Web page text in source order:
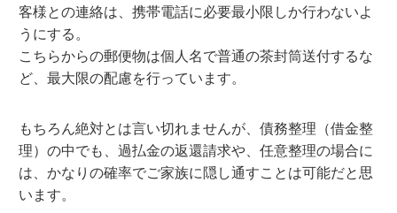
客様との連絡は、携帯電話に必要最小限しか行わないよ
うにする。
こちらからの郵便物は個人名で普通の茶封筒送付するな
ど、最大限の配慮を行っています。
もちろん絶対とは言い切れませんが、債務整理（借金整
理）の中でも、過払金の返還請求や、任意整理の場合に
は、かなりの確率でご家族に隠し通すことは可能だと思
います。